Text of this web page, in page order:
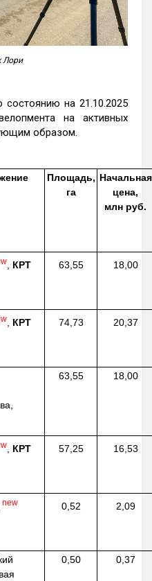
Лори
состоянию на 21.10.2025
на активных
образом.
Площадь,
га
Начальная
цена,
млн руб.
КРТ 63,55 18,00
КРТ 74,73 20,37
63,55 18,00
КРТ 57,25 16,53
new 0,52 2,09
0,50 0,37